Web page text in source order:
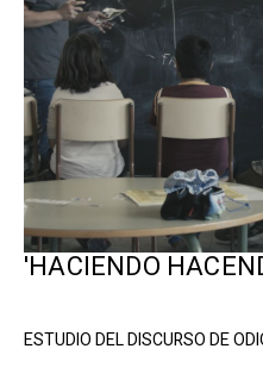
'HACIENDO
ESTUDIO DEL DISCURSO DE